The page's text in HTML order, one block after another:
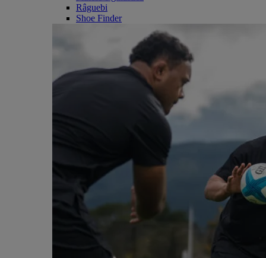
Râguebi
Shoe Finder